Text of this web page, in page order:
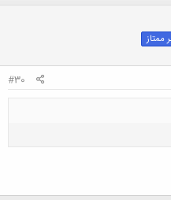
شود...
ممتاز
#30